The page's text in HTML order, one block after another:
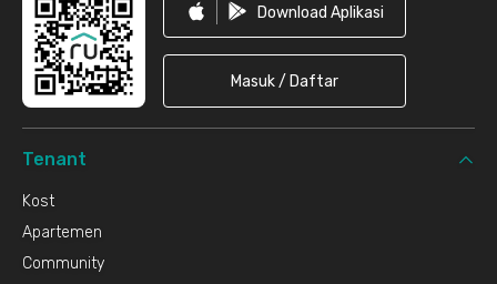
Download Aplikasi
Masuk / Daftar
Tenant
Kost
Apartemen
Community